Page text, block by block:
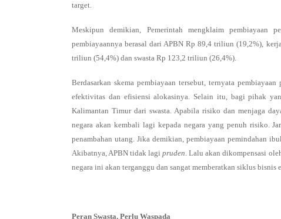
target.
Meskipun demikian, Pemerintah mengklaim pembiayaan
pembiayaannya berasal dari APBN Rp 89,4 triliun (19,2%),
triliun (54,4%) dan swasta Rp 123,2 triliun (26,4%).
Berdasarkan skema pembiayaan tersebut, ternyata
efektivitas dan efisiensi alokasinya. Selain itu, bagi pihak
Kalimantan Timur dari swasta. Apabila risiko dan menjaga
negara akan kembali lagi kepada negara yang penuh risiko.
penambahan utang. Jika demikian, pembiayaan pemindahan
Akibatnya, APBN tidak lagi pruden. Lalu akan dikompensasi
negara ini akan terganggu dan sangat memberatkan siklus
Peran Swasta, Perlu Waspada